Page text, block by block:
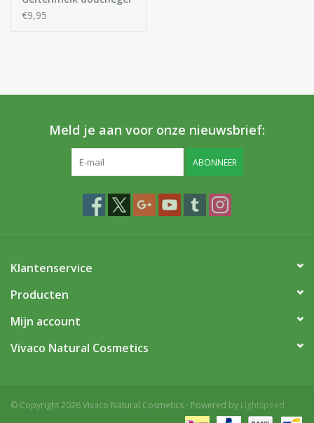
€9,95
Meld je aan voor onze nieuwsbrief:
ABONNEER
Klantenservice
Producten
Mijn account
Vivaco Natural Cosmetics
© Copyright 2026 Vivaco Natural Cosmetics - Powered by Lightspeed